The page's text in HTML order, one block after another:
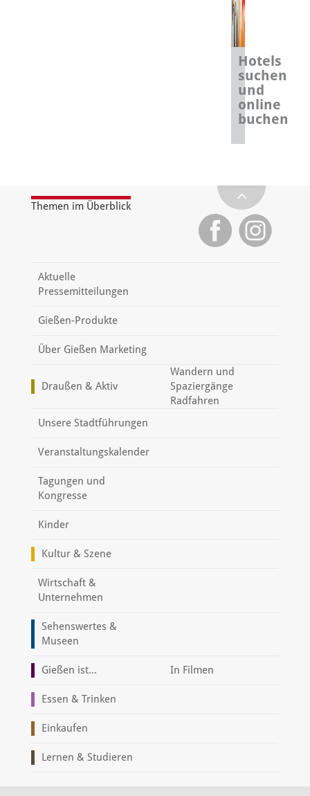
Hotels
suchen
und
online
buchen
Themen im Überblick
Aktuelle
Pressemitteilungen
Gießen-Produkte
Über Gießen Marketing
Draußen & Aktiv
Wandern und
Spaziergänge
Radfahren
Unsere Stadtführungen
Veranstaltungskalender
Tagungen und
Kongresse
Kinder
Kultur & Szene
Wirtschaft &
Unternehmen
Sehenswertes &
Museen
Gießen ist... In Filmen
Essen & Trinken
Einkaufen
Lernen & Studieren